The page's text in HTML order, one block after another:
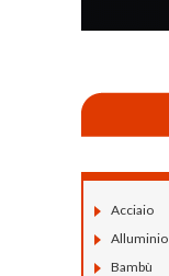
Acciaio
Alluminio
Bambù